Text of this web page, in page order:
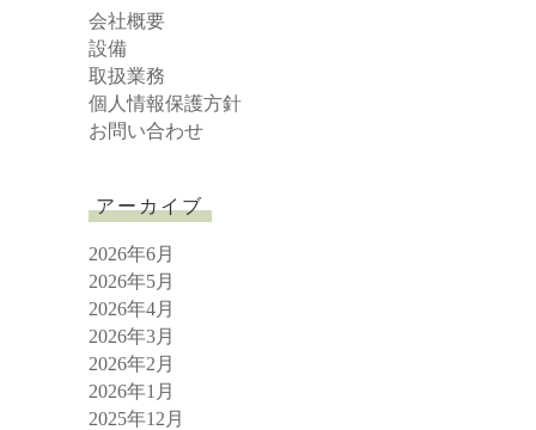
h
会社概要
設備
取扱業務
個人情報保護方針
お問い合わせ
アーカイブ
2026年6月
2026年5月
2026年4月
2026年3月
2026年2月
2026年1月
2025年12月